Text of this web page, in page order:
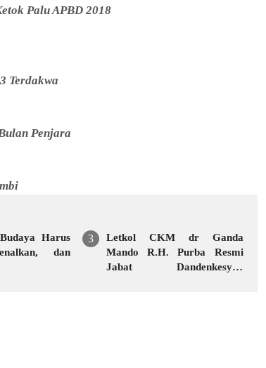
Palu APBD 2018
Terdakwa
Penjara
Harus
dan
Letkol CKM dr Ganda
Mando R.H. Purba Resmi
Jabat Dandenkesyah